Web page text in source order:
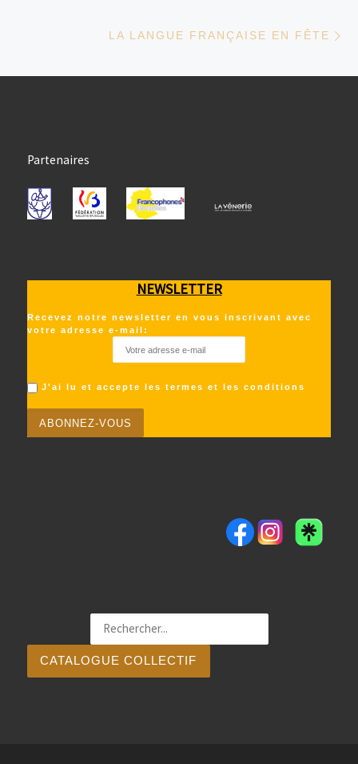
LA LANGUE FRANÇAISE EN FÊTE
Partenaires
NEWSLETTER
Recevez notre newsletter en vous inscrivant avec
votre adresse e-mail:
J'ai lu et accepte les termes et les conditions
CATALOGUE COLLECTIF